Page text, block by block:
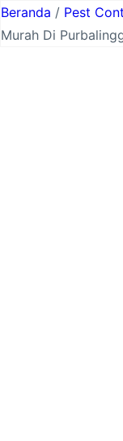
Lewati
ke
Beranda / Pest
Murah Di